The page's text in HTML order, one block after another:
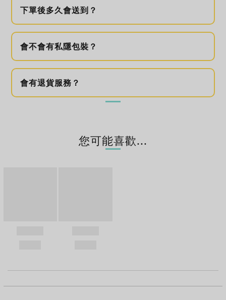
下單後多久會送到？
會不會有私隱包裝？
會有退貨服務？
您可能喜歡...